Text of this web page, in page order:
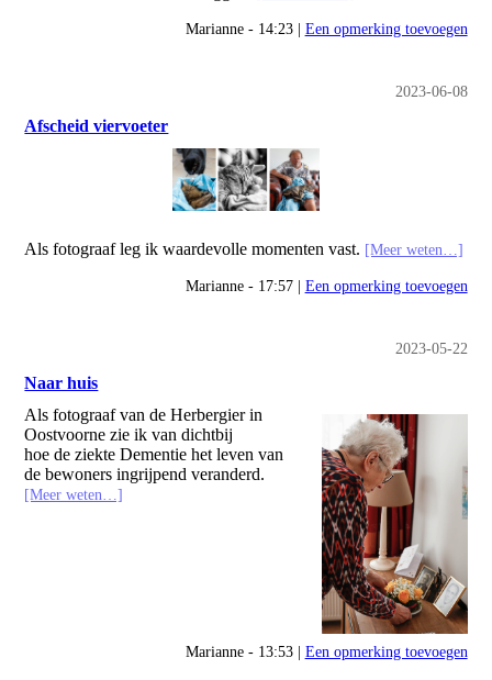
Marianne - 14:23 | Een opmerking toevoegen
2023-06-08
Afscheid viervoeter
Als fotograaf leg ik waardevolle momenten vast. [Meer weten…]
Marianne - 17:57 | Een opmerking toevoegen
2023-05-22
Naar huis
Als fotograaf van de Herbergier in
Oostvoorne zie ik van dichtbij
hoe de ziekte Dementie het leven van
de bewoners ingrijpend veranderd.
[Meer weten…]
Marianne - 13:53 | Een opmerking toevoegen